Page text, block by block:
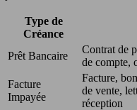
Type de
Créance
Prêt Bancaire
Contrat de
de compte,
Facture
Impayée
Facture,
de vente,
réception